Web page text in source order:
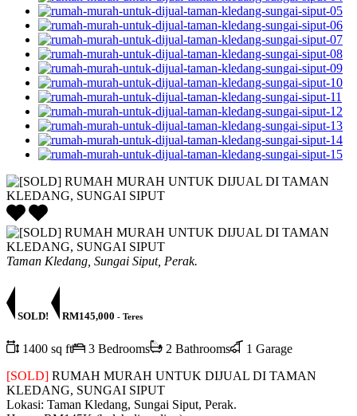
Taman Kledang, Sungai Siput, Perak.
SOLD! RM145,000 - Teres
1400 sq ft 3 Bedrooms 2 Bathrooms
1 Garage
[SOLD] RUMAH MURAH UNTUK DIJUAL DI TAMAN
KLEDANG, SUNGAI SIPUT
Lokasi: Taman Kledang, Sungai Siput, Perak.